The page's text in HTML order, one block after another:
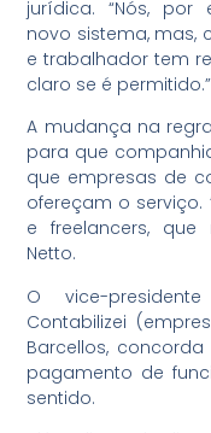
jurídica. “Nós, por
novo sistema, mas,
e trabalhador tem
claro se é permitido.”
A mudança na
para que
que empresas de
ofereçam o serviço.
e freelancers, que
Netto.
O vice-
Contabilizei
Barcellos,
pagamento de
sentido.